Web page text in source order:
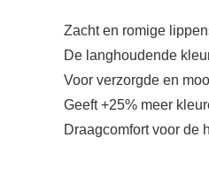
Zacht en romige
De langhoudende
Voor verzorgde en
Geeft +25% meer
Draagcomfort voor de